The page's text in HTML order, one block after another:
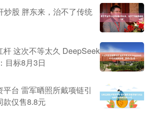
炒股 胖东来，治不了传统
杆 这次不等太久 DeepSeek
目标8月3日
台 雷军晒照所戴项链引
款仅售8.8元